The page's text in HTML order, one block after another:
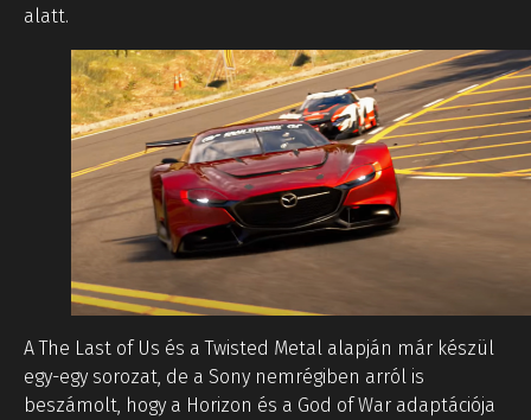
alatt.
A The Last of Us és a Twisted Metal alapján már készül
egy-egy sorozat, de a Sony nemrégiben arról is
beszámolt, hogy a Horizon és a God of War adaptációja